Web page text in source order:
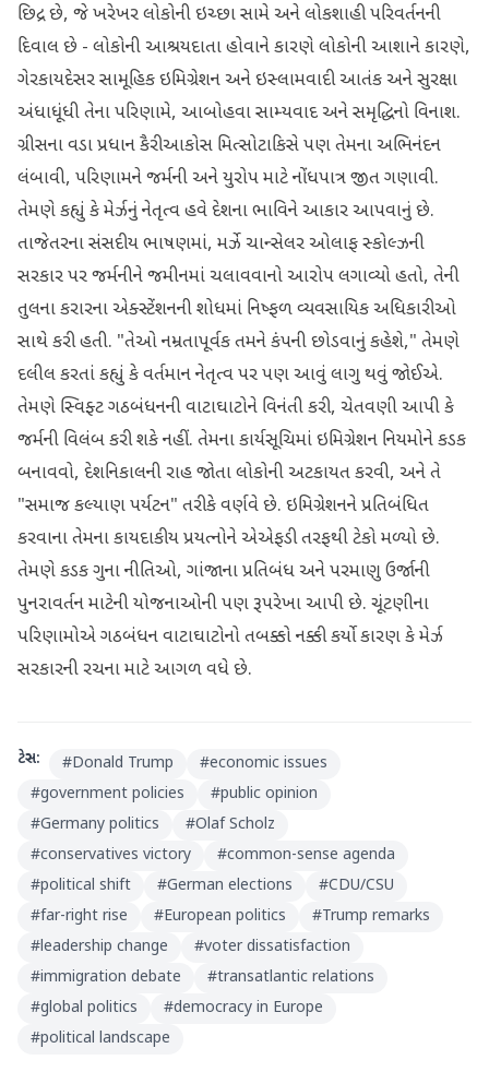
છિદ્ર છે, જે ખરેખર લોકોની ઇચ્છા સામે અને લોકશાહી પરિવર્તનની
દિવાલ છે - લોકોની આશ્રયદાતા હોવાને કારણે લોકોની આશાને કારણે,
ગેરકાયદેસર સામૂહિક ઇમિગ્રેશન અને ઇસ્લામવાદી આતંક અને સુરક્ષા
અંધાધૂંધી તેના પરિણામે, આબોહવા સામ્યવાદ અને સમૃદ્ધિનો વિનાશ.
ગ્રીસના વડા પ્રધાન કૈરીઆકોસ મિત્સોટાકિસે પણ તેમના અભિનંદન
લંબાવી, પરિણામને જર્મની અને યુરોપ માટે નોંધપાત્ર જીત ગણાવી.
તેમણે કહ્યું કે મેર્ઝનું નેતૃત્વ હવે દેશના ભાવિને આકાર આપવાનું છે.
તાજેતરના સંસદીય ભાષણમાં, મર્ઝે ચાન્સેલર ઓલાફ સ્કોલ્ઝની
સરકાર પર જર્મનીને જમીનમાં ચલાવવાનો આરોપ લગાવ્યો હતો, તેની
તુલના કરારના એક્સ્ટેંશનની શોધમાં નિષ્ફળ વ્યવસાયિક અધિકારીઓ
સાથે કરી હતી. "તેઓ નમ્રતાપૂર્વક તમને કંપની છોડવાનું કહેશે," તેમણે
દલીલ કરતાં કહ્યું કે વર્તમાન નેતૃત્વ પર પણ આવું લાગુ થવું જોઈએ.
તેમણે સ્વિફ્ટ ગઠબંધનની વાટાઘાટોને વિનંતી કરી, ચેતવણી આપી કે
જર્મની વિલંબ કરી શકે નહીં. તેમના કાર્યસૂચિમાં ઇમિગ્રેશન નિયમોને કડક
બનાવવો, દેશનિકાલની રાહ જોતા લોકોની અટકાયત કરવી, અને તે
"સમાજ કલ્યાણ પર્યટન" તરીકે વર્ણવે છે. ઇમિગ્રેશનને પ્રતિબંધિત
કરવાના તેમના કાયદાકીય પ્રયત્નોને એએફડી તરફથી ટેકો મળ્યો છે.
તેમણે કડક ગુના નીતિઓ, ગાંજાના પ્રતિબંધ અને પરમાણુ ઉર્જાની
પુનરાવર્તન માટેની યોજનાઓની પણ રૂપરેખા આપી છે. ચૂંટણીના
પરિણામોએ ગઠબંધન વાટાઘાટોનો તબક્કો નક્કી કર્યો કારણ કે મેર્ઝ
સરકારની રચના માટે આગળ વધે છે.
ટેગ્સ: #Donald Trump #economic issues
#government policies #public opinion
#Germany politics #Olaf Scholz
#conservatives victory #common-sense agenda
#political shift #German elections #CDU/CSU
#far-right rise #European politics #Trump remarks
#leadership change #voter dissatisfaction
#immigration debate #transatlantic relations
#global politics #democracy in Europe
#political landscape